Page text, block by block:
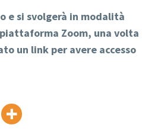
e si svolgerà in modalità
Zoom, una volta
un link per avere accesso